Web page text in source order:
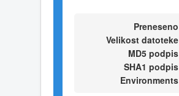
Preneseno
Velikost datoteke
MD5 podpis
SHA1 podpis
Environments